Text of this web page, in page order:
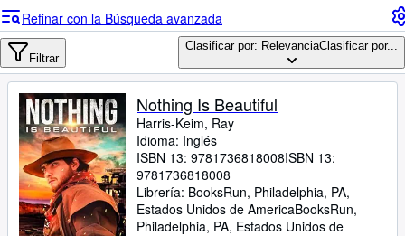
Búsqueda avanzada
Colecciones
Libros antiguos
Arte y coleccionismo
Vendedores
Comenzar a vender
Ayuda
Refinar con la Búsqueda avanzada
Filtrar
Clasificar por: RelevanciaClasificar por...
Nothing Is Beautiful
Harris-Keim, Ray
Idioma: Inglés
ISBN 13: 9781736818008ISBN 13:
9781736818008
Librería: BooksRun, Philadelphia, PA,
Estados Unidos de AmericaBooksRun,
Philadelphia, PA, Estados Unidos de